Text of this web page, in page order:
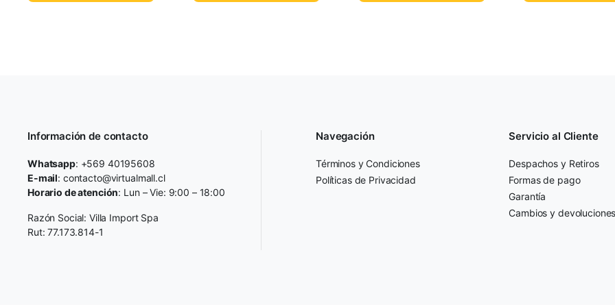
Información de contacto
Whatsapp: +569 40195608
E-mail: contacto@virtualmall.cl
Horario de atención: Lun – Vie: 9:00 – 18:00
Razón Social: Villa Import Spa
Rut: 77.173.814-1
Navegación
Términos y Condiciones
Políticas de Privacidad
Servicio al Cliente
Despachos y Retiros
Formas de pago
Garantía
Cambios y